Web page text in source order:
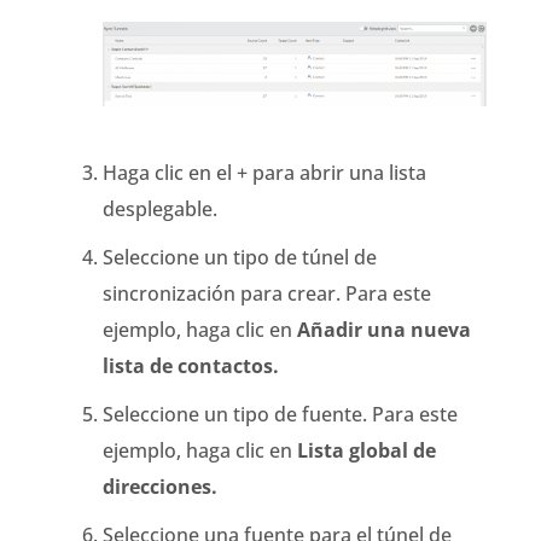
Haga clic en el + para abrir una lista
desplegable.
Seleccione un tipo de túnel de
sincronización para crear. Para este
ejemplo, haga clic en Añadir una nueva
lista de contactos.
Seleccione un tipo de fuente. Para este
ejemplo, haga clic en Lista global de
direcciones.
Seleccione una fuente para el túnel de